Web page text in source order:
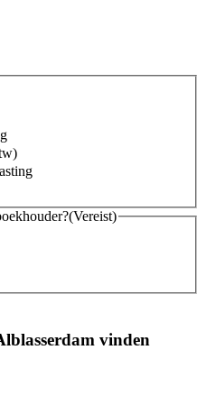
(Vereist)
vinden